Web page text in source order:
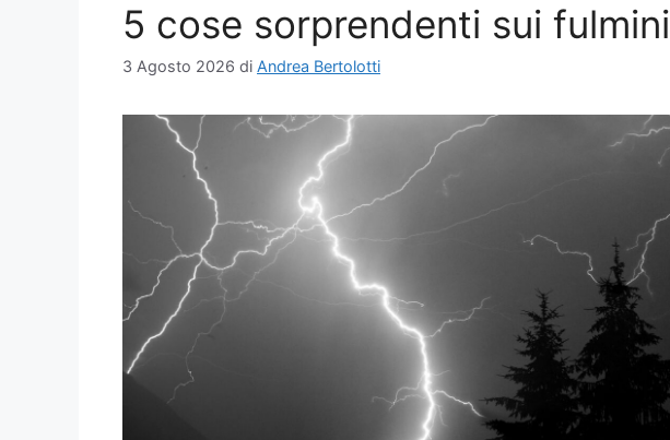
5 cose sorprendenti sui fulmini
3 Agosto 2026 di Andrea Bertolotti